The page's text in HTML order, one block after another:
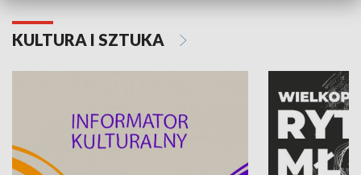
KULTURA I SZTUKA